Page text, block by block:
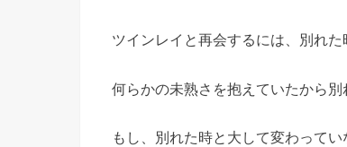
ツインレイと再会するには、別れ
何らかの未熟さを抱えていたから
もし、別れた時と大して変わって